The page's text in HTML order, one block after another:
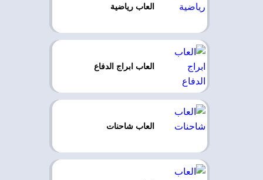
العاب رياضية
العاب ابراج الدفاع
العاب شاحنات